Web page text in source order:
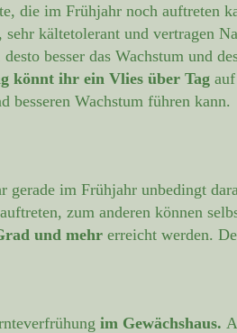
die im Frühjahr noch auftreten
kältetolerant und vertragen
besser das Wachstum und
könnt ihr ein Vlies über Tag
besseren Wachstum führen kann.
gerade im Frühjahr unbedingt
zum anderen können
und mehr erreicht werden.
im Gewächshaus.